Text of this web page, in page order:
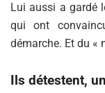
Lui aussi a gardé
qui ont
démarche. Et du «
Ils détestent,